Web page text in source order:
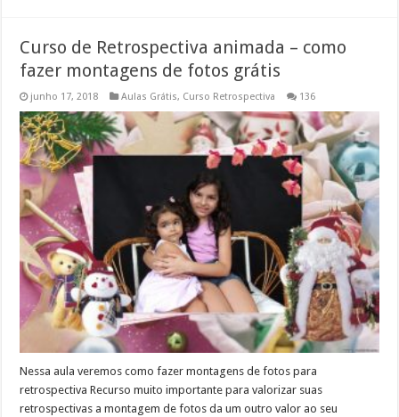
Curso de Retrospectiva animada – como
fazer montagens de fotos grátis
junho 17, 2018 Aulas Grátis, Curso Retrospectiva 136
Nessa aula veremos como fazer montagens de fotos para
retrospectiva Recurso muito importante para valorizar suas
retrospectivas a montagem de fotos da um outro valor ao seu